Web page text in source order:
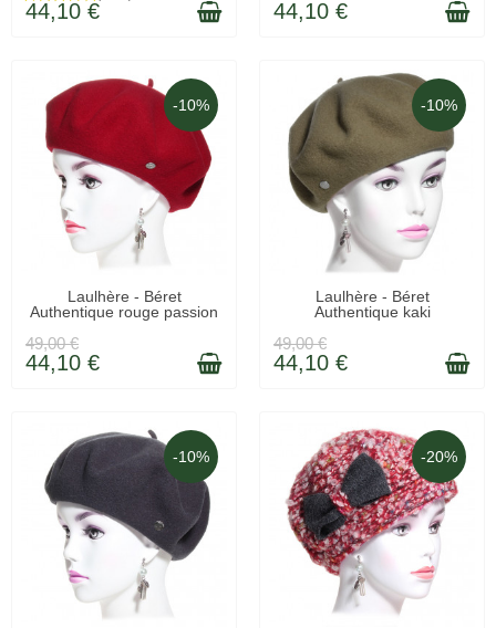
44,10 € 44,10 €
-10%
EN STOCK
Laulhère - Béret
Authentique rouge passion
49,00 €
44,10 €
-10%
EN STOCK
Laulhère - Béret
Authentique kaki
49,00 €
44,10 €
-10% -20%